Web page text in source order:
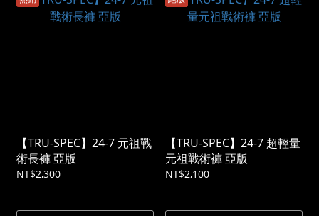
【TRU-SPEC】24-7 元祖戰
術長褲 亞版
NT$2,300
【TRU-SPEC】24-7 超輕量
元祖戰術褲 亞版
NT$2,100